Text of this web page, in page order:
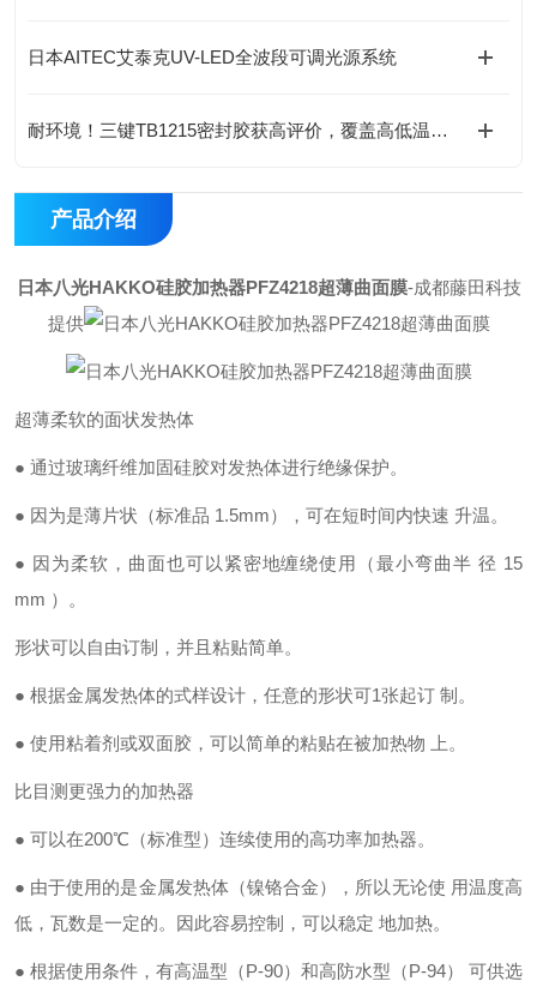
日本AITEC艾泰克UV-LED全波段可调光源系统
耐环境！三键TB1215密封胶获高评价，覆盖高低温与耐油场景
产品介绍
日本八光HAKKO硅胶加热器PFZ4218超薄曲面膜-成都藤田科技
提供
超薄柔软的面状发热体
● 通过玻璃纤维加固硅胶对发热体进行绝缘保护。
● 因为是薄片状（标准品 1.5mm），可在短时间内快速 升温。
● 因为柔软，曲面也可以紧密地缠绕使用（最小弯曲半 径 15
mm ）。
形状可以自由订制，并且粘贴简单。
● 根据金属发热体的式样设计，任意的形状可1张起订 制。
● 使用粘着剂或双面胶，可以简单的粘贴在被加热物 上。
比目测更强力的加热器
● 可以在200℃ （标准型）连续使用的高功率加热器。
● 由于使用的是金属发热体（镍铬合金），所以无论使 用温度高
低，瓦数是一定的。因此容易控制，可以稳定 地加热。
● 根据使用条件，有高温型（P-90）和高防水型（P-94） 可供选